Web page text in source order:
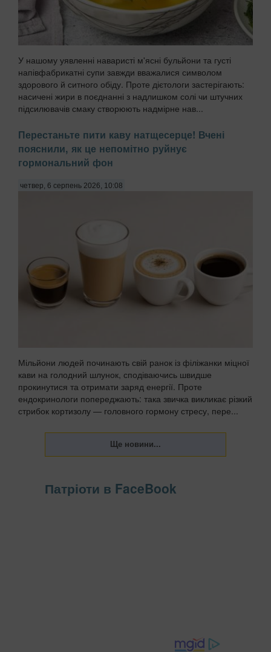
У нашому уявленні наваристі м'ясні бульйони та густі
напівфабрикатні супи завжди вважалися символом
здорового й ситного обіду. Проте дієтологи застерігають:
насичені жири в поєднанні з надлишком солі чи штучних
підсилювачів смаку створюють надмірне нав...
Перестаньте пити каву натщесерце! Вчені
пояснили, як це непомітно руйнує
гормональний фон
четвер, 6 серпень 2026, 10:08
Мільйони людей починають свій ранок із філіжанки міцної
кави на голодний шлунок, сподіваючись швидше
прокинутися та отримати заряд енергії. Проте
ендокринологи попереджають: така звичка викликає різкий
стрибок кортизолу — головного гормону стресу, пере...
Патріоти в FaceBook